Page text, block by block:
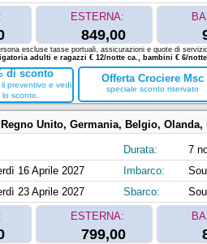
ESTERNA:
849,00
di sconto
il preventivo e vedi
lo sconto.
Offerta Crociere Msc
speciale sconto riservato
escluse tasse portuali, assicurazioni e quote di
adulti e ragazzi € 12/notte ca., bambini € 6/
Regno Unito, Germania, Belgio, Olanda,
16 Aprile 2027
23 Aprile 2027
Durata:
7
Imbarco:
Sbarco:
ESTERNA:
799,00